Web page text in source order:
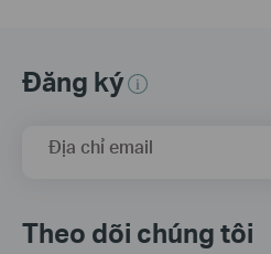
Đăng ký
Địa chỉ email
Theo dõi chúng tôi